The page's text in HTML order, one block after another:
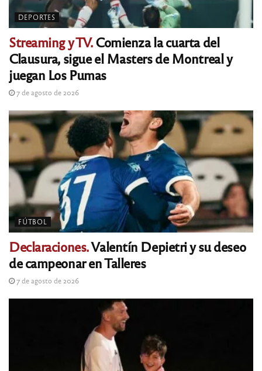
DEPORTES
Streaming y TV.Comienza la cuarta del
Clausura, sigue el Masters de Montreal y
juegan Los Pumas
7 de agosto de 2026
FÚTBOL
Declaraciones.Valentín Depietri y su deseo
de campeonar en Talleres
7 de agosto de 2026